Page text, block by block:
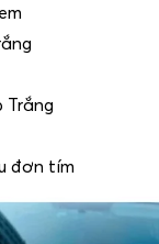
Trắng
đơn tím